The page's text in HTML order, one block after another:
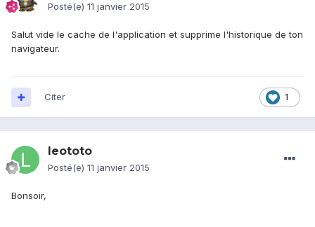
Posté(e) 11 janvier 2015
Salut vide le cache de l'application et supprime l'historique de ton
navigateur.
1
Citer
leototo
Posté(e) 11 janvier 2015
Bonsoir,